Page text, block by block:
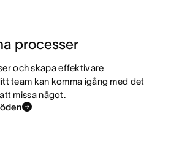
processer
och skapa effektivare
team kan komma igång med det
missa något.